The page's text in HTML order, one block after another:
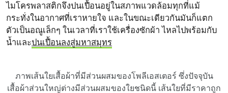
ไมโครพลาสติกจึงปนเปื้อนอยู่ในสภาพแวดล้อมทุกที่แม้
กระทั่งในอากาศที่เราหายใจ และในขณะเดียวกันมันก็แตก
ตัวเป็นอณูเล็กๆ ในเวลาที่เราใช้เครื่องซักผ้า ไหลไปพร้อมกับ
น้ำและปนเปื้อนลงสู่มหาสมุทร
ภาพเส้นใยเสื้อผ้าที่มีส่วนผสมของโพลีเอสเตอร์ ซึ่งปัจจุบัน
เสื้อผ้าส่วนใหญ่ต่างมีส่วนผสมของใยชนิดนี้ เส้นใยที่มีราคาถูก